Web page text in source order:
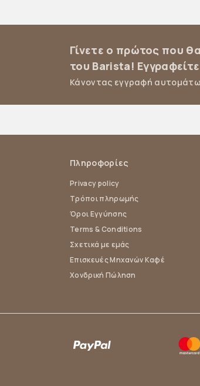
Γίνετε ο πρώτος που
του Barista!
Κάνοντας εγγραφή
Πληροφορίες
Privacy policy
Τρόποι πληρωμής
Όροι Εγγύησης
Terms & Conditions
Σχετικά με εμάς
Επισκευές Μηχανών Καφέ
Χονδρική Πώληση